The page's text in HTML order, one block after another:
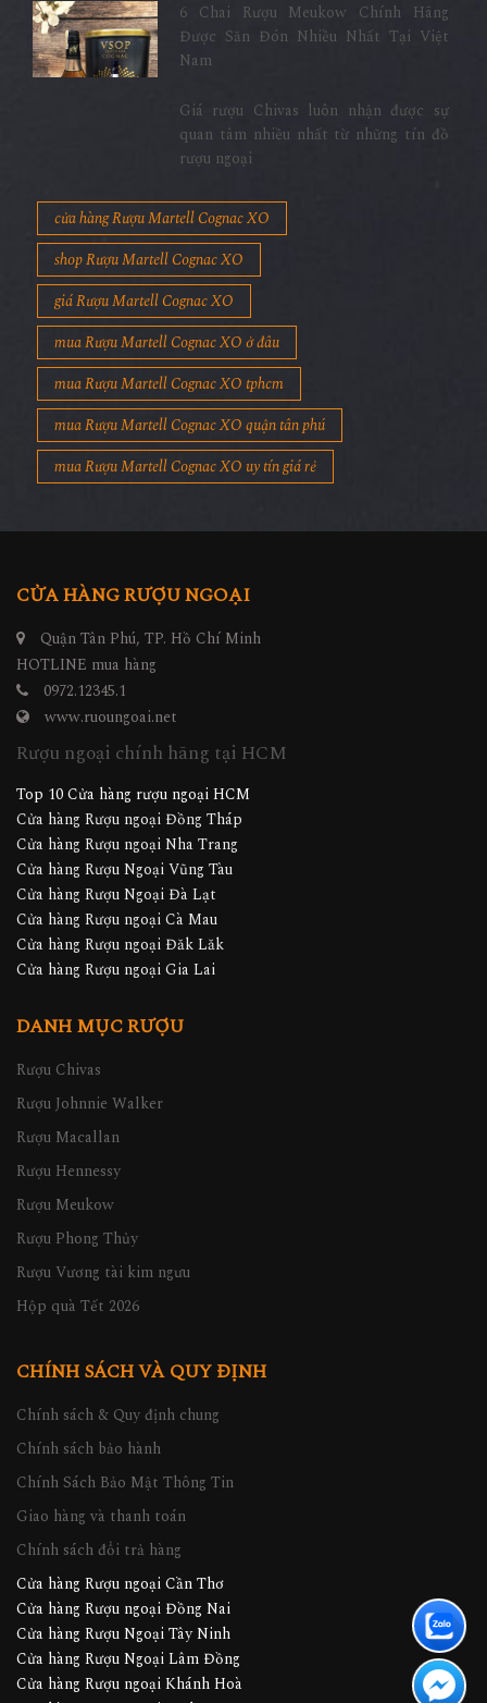
6 Chai Rượu Meukow Chính Hãng
Được Săn Đón Nhiều Nhất Tại Việt
Nam
Giá rượu Chivas luôn nhận được sự
quan tâm nhiều nhất từ những tín đồ
rượu ngoại
cửa hàng Rượu Martell Cognac XO
shop Rượu Martell Cognac XO
giá Rượu Martell Cognac XO
mua Rượu Martell Cognac XO ở đâu
mua Rượu Martell Cognac XO tphcm
mua Rượu Martell Cognac XO quận tân phú
mua Rượu Martell Cognac XO uy tín giá rẻ
CỬA HÀNG RƯỢU NGOẠI
Quận Tân Phú, TP. Hồ Chí Minh
HOTLINE mua hàng
0972.12345.1
www.ruoungoai.net
Rượu ngoại chính hãng tại HCM
Top 10 Cửa hàng rượu ngoại HCM
Cửa hàng Rượu ngoại Đồng Tháp
Cửa hàng Rượu ngoại Nha Trang
Cửa hàng Rượu Ngoại Vũng Tàu
Cửa hàng Rượu Ngoại Đà Lạt
Cửa hàng Rượu ngoại Cà Mau
Cửa hàng Rượu ngoại Đăk Lăk
Cửa hàng Rượu ngoại Gia Lai
DANH MỤC RƯỢU
Rượu Chivas
Rượu Johnnie Walker
Rượu Macallan
Rượu Hennessy
Rượu Meukow
Rượu Phong Thủy
Rượu Vương tài kim ngưu
Hộp quà Tết 2026
CHÍNH SÁCH VÀ QUY ĐỊNH
Chính sách & Quy định chung
Chính sách bảo hành
Chính Sách Bảo Mật Thông Tin
Giao hàng và thanh toán
Chính sách đổi trả hàng
Cửa hàng Rượu ngoại Cần Thơ
Cửa hàng Rượu ngoại Đồng Nai
Cửa hàng Rượu Ngoại Tây Ninh
Cửa hàng Rượu Ngoại Lâm Đồng
Cửa hàng Rượu ngoại Khánh Hoà